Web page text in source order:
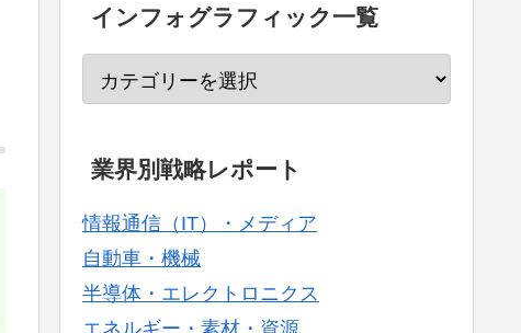
インフォグラフィック一覧
業界別戦略レポート
情報通信（IT）・メディア
自動車・機械
半導体・エレクトロニクス
エネルギー・素材・資源